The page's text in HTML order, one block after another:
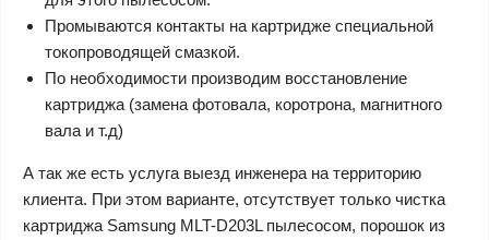
Промываются контакты на картридже специальной
токопроводящей смазкой.
По необходимости производим восстановление
картриджа (замена фотовала, коротрона, магнитного
вала и т.д)
А так же есть услуга выезд инженера на территорию
клиента. При этом варианте, отсутствует только чистка
картриджа Samsung MLT-D203L пылесосом, порошок из